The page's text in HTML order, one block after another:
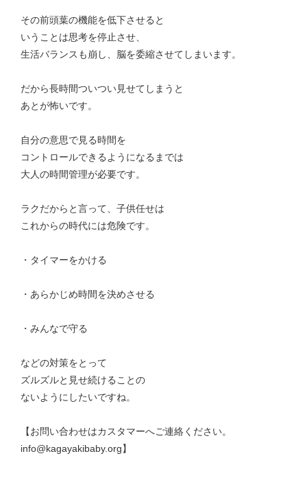
その前頭葉の機能を低下させると
いうことは思考を停止させ、
生活バランスも崩し、脳を委縮させてしまいます。
だから長時間ついつい見せてしまうと
あとが怖いです。
自分の意思で見る時間を
コントロールできるようになるまでは
大人の時間管理が必要です。
ラクだからと言って、子供任せは
これからの時代には危険です。
・タイマーをかける
・あらかじめ時間を決めさせる
・みんなで守る
などの対策をとって
ズルズルと見せ続けることの
ないようにしたいですね。
【お問い合わせはカスタマーへご連絡ください。
info@kagayakibaby.org】